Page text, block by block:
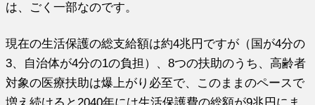
は、ごく一部なのです。
現在の生活保護の総支給額は約4兆円ですが（国が4分の
3、自治体が4分の1の負担）、8つの扶助のうち、高齢者
対象の医療扶助は爆上がり必至で、このままのペースで